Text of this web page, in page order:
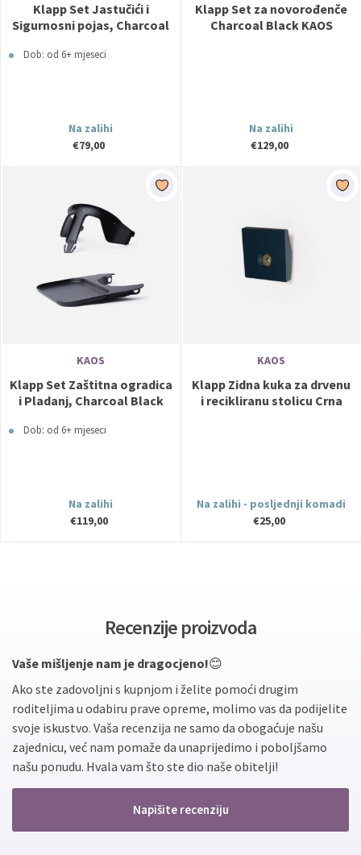
Klapp Set Jastučići i
Sigurnosni pojas, Charcoal
Dob: od 6+ mjeseci
Na zalihi
€79,00
Klapp Set za novorođenče
Charcoal Black KAOS
Na zalihi
€129,00
KAOS
Klapp Set Zaštitna ogradica
i Pladanj, Charcoal Black
Dob: od 6+ mjeseci
Na zalihi
€119,00
KAOS
Klapp Zidna kuka za drvenu
i recikliranu stolicu Crna
Na zalihi - posljednji komadi
€25,00
Recenzije proizvoda
Vaše mišljenje nam je dragocjeno!😊
Ako ste zadovoljni s kupnjom i želite pomoći drugim
roditeljima u odabiru prave opreme, molimo vas da podijelite
svoje iskustvo. Vaša recenzija ne samo da obogaćuje našu
zajednicu, već nam pomaže da unaprijedimo i poboljšamo
našu ponudu. Hvala vam što ste dio naše obitelji!
Napišite recenziju